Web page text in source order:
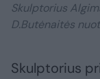
Skulptorius
D.Butėnaitės
Skulptorius